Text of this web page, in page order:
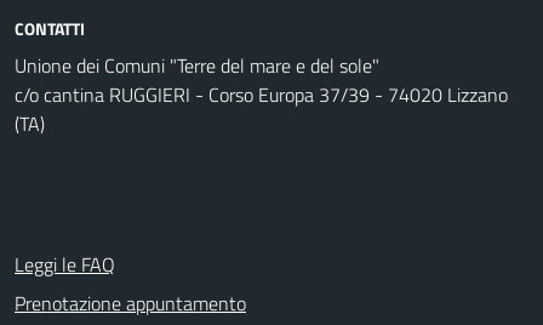
CONTATTI
Unione dei Comuni "Terre del mare e del sole"
c/o cantina RUGGIERI - Corso Europa 37/39 - 74020 Lizzano
(TA)
Leggi le FAQ
Prenotazione appuntamento